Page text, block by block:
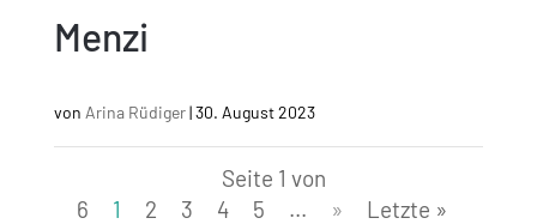
Menzi
von Arina Rüdiger|30. August 2023
Seite 1 von
6
1 2 3 4 5 ... » Letzte »